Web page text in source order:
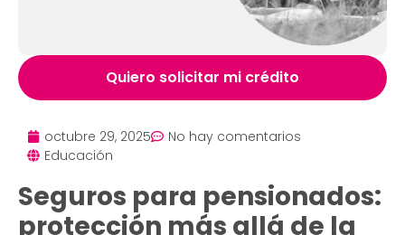
octubre 29, 2025
No hay comentarios
Educación
Seguros para pensionados:
protección más allá de la
Quiero solicitar mi crédito